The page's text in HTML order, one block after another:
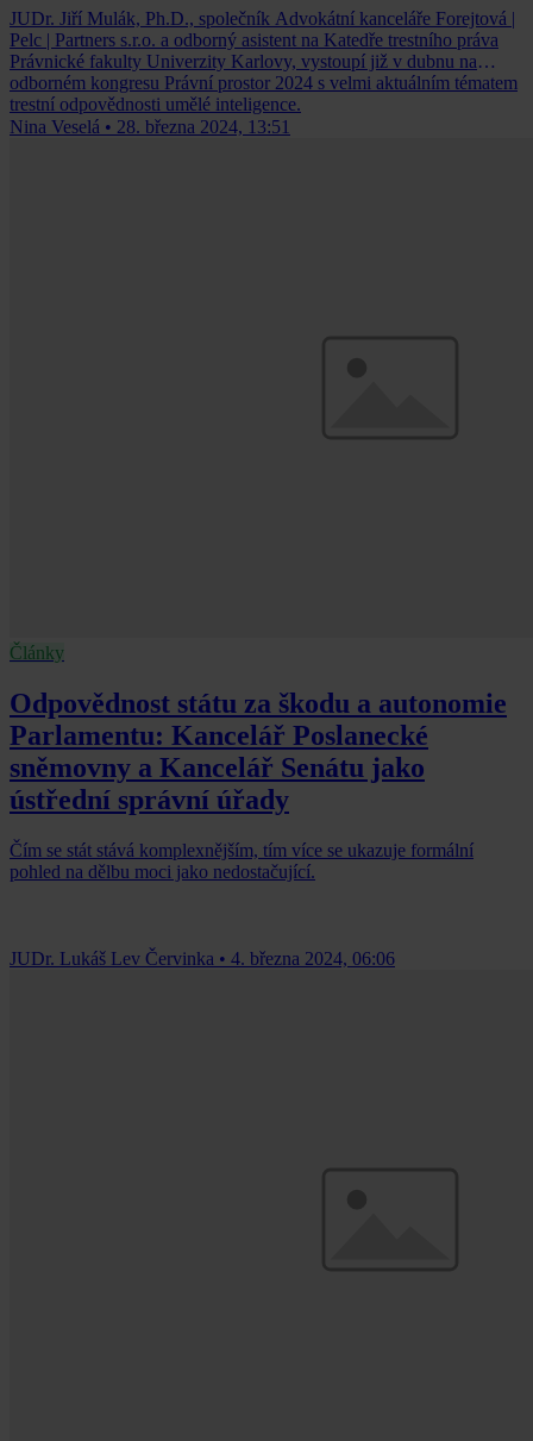
JUDr. Jiří Mulák, Ph.D., společník Advokátní kanceláře Forejtová |
Pelc | Partners s.r.o. a odborný asistent na Katedře trestního práva
Právnické fakulty Univerzity Karlovy, vystoupí již v dubnu na
odborném kongresu Právní prostor 2024 s velmi aktuálním tématem
trestní odpovědnosti umělé inteligence.
Nina Veselá • 28. března 2024, 13:51
Články
Odpovědnost státu za škodu a autonomie
Parlamentu: Kancelář Poslanecké
sněmovny a Kancelář Senátu jako
ústřední správní úřady
Čím se stát stává komplexnějším, tím více se ukazuje formální
pohled na dělbu moci jako nedostačující.
JUDr. Lukáš Lev Červinka • 4. března 2024, 06:06